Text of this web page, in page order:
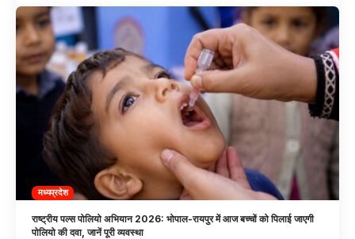
मध्यप्रदेश
राष्ट्रीय पल्स पोलियो अभियान 2026: भोपाल-रायपुर में आज बच्चों को पिलाई जाएगी
पोलियो की दवा, जानें पूरी व्यवस्था